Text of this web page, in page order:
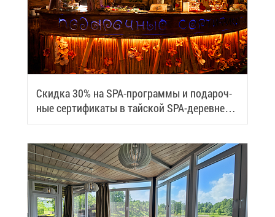
Скид­ка 30% на SPA-про­грам­мы и по­да­роч­
ные сер­ти­фи­ка­ты в тай­ской SPA-де­ревне
Samui